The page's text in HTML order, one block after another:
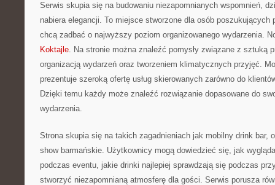
Serwis skupia się na budowaniu niezapomnianych wspomnień,
nabiera elegancji. To miejsce stworzone dla osób poszukujących
chcą zadbać o najwyższy poziom organizowanego wydarzenia.
Koktajle. Na stronie można znaleźć pomysły związane z sztuką
organizacją wydarzeń oraz tworzeniem klimatycznych przyjęć.
prezentuje szeroką ofertę usług skierowanych zarówno do
Dzięki temu każdy może znaleźć rozwiązanie dopasowane do
wydarzenia.
Strona skupia się na takich zagadnieniach jak mobilny drink bar,
show barmańskie. Użytkownicy mogą dowiedzieć się, jak
podczas eventu, jakie drinki najlepiej sprawdzają się podczas
stworzyć niezapomnianą atmosferę dla gości. Serwis porusza